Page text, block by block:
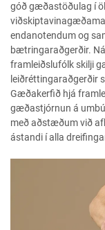
góð gæðastöðulag í
endanotendum og
bætringaraðgerðir.
framleiðslufólk skilji
leiðréttingaraðgerðir
Gæðakerfið hjá
gæðastjórnun á
með aðstæðum við
ástandi í alla